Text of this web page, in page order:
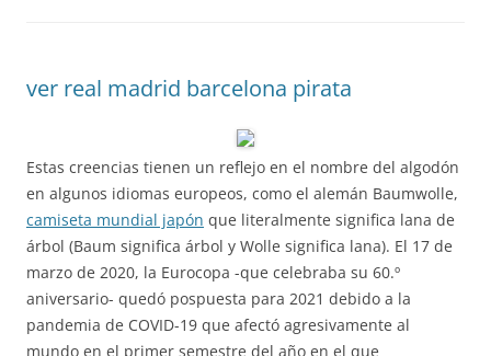
ver real madrid barcelona pirata
Estas creencias tienen un reflejo en el nombre del algodón
en algunos idiomas europeos, como el alemán Baumwolle,
camiseta mundial japón que literalmente significa lana de
árbol (Baum significa árbol y Wolle significa lana). El 17 de
marzo de 2020, la Eurocopa -que celebraba su 60.º
aniversario- quedó pospuesta para 2021 debido a la
pandemia de COVID-19 que afectó agresivamente al
mundo en el primer semestre del año en el que